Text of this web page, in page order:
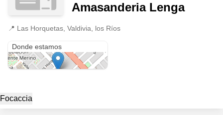
Amasanderia Lenga
📍 Las Horquetas, Valdivia, los Ríos
Donde estamos
Focaccia